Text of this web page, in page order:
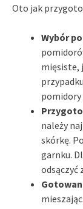
Oto jak
Wybór
mięsiste,
należy
skórkę.
garnku.
odsączyć